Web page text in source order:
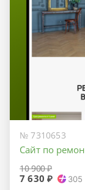
№ 7310653
Сайт по
10 900 ₽
7 630 ₽ 305